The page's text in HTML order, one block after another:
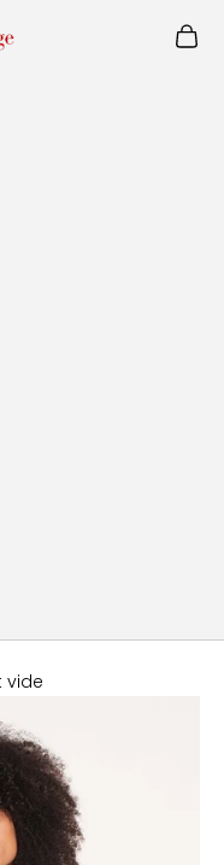
Panier
vide